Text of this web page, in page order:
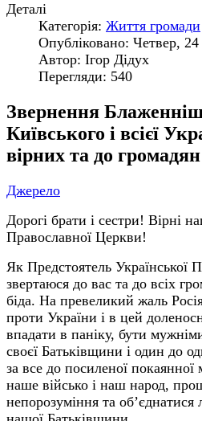
Деталі
Категорія: Життя громади
Опубліковано: Четвер,
Автор: Ігор Дідух
Перегляди: 540
Звернення
Київського і всієї
вірних та до
Джерело
Дорогі брати і сестри! Вірні
Православної Церкви!
Як Предстоятель Української
звертаюся до вас та до всіх
біда. На превеликий жаль Росія
проти України і в цей
впадати в паніку, бути
своєї Батьківщини і один до
за все до посиленої покаянної
наше військо і наш народ,
непорозуміння та